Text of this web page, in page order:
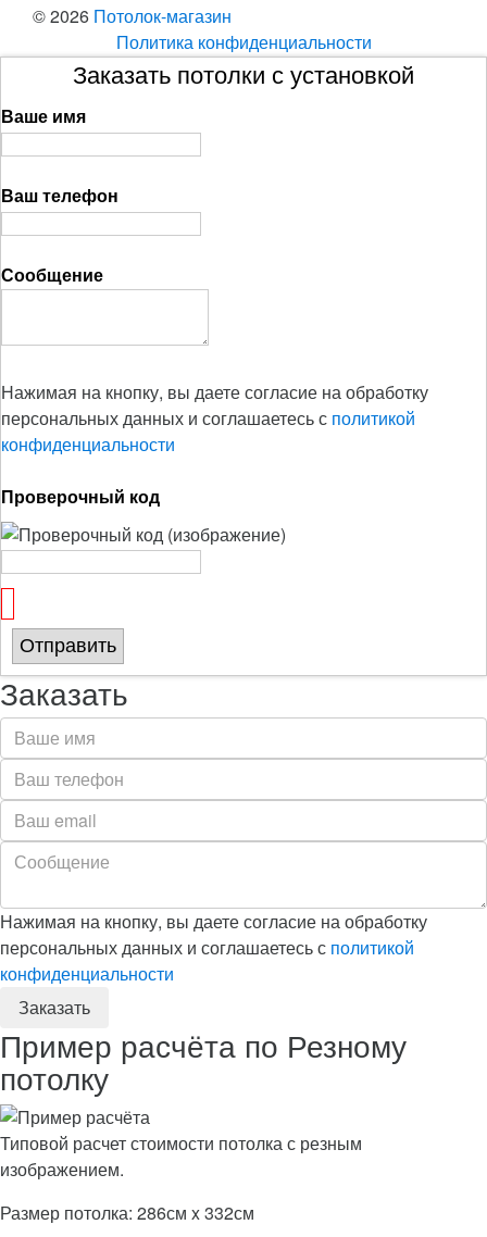
© 2026 Потолок-магазин
Политика конфиденциальности
Заказать потолки с установкой
Ваше имя
Ваш телефон
Сообщение
Нажимая на кнопку, вы даете согласие на обработку
персональных данных и соглашаетесь с политикой
конфиденциальности
Проверочный код
Отправить
Заказать
Нажимая на кнопку, вы даете согласие на обработку
персональных данных и соглашаетесь с политикой
конфиденциальности
Пример расчёта по Резному
потолку
Типовой расчет стоимости потолка с резным
изображением.
Размер потолка: 286см x 332см